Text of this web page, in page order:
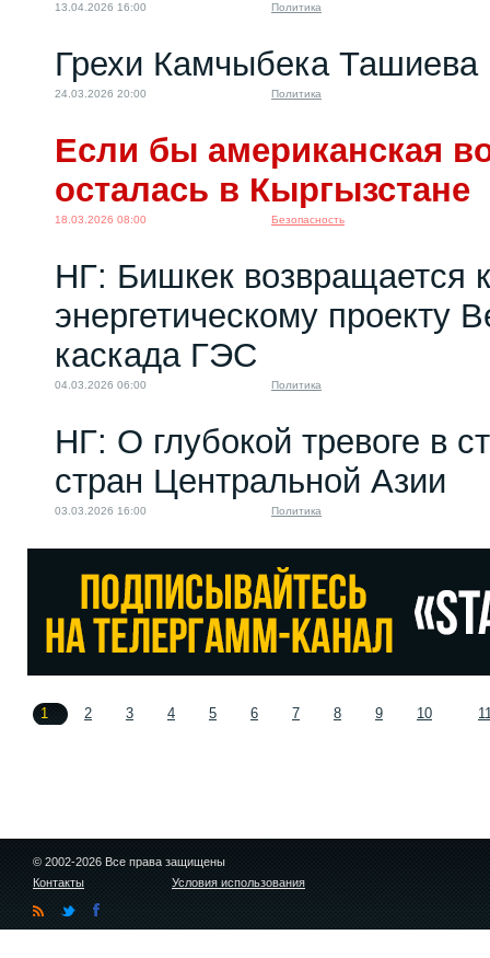
13.04.2026 16:00 Политика
Грехи Камчыбека Ташиева
24.03.2026 20:00 Политика
Если бы американская
осталась в Кыргызстане
18.03.2026 08:00 Безопасность
НГ: Бишкек возвращается
энергетическому проекту
каскада ГЭС
04.03.2026 06:00 Политика
НГ: О глубокой тревоге в
стран Центральной Азии
03.03.2026 16:00 Политика
1 2 3 4 5 6 7 8 9 10
© 2002-2026 Все права защищены
Контакты
Условия использования